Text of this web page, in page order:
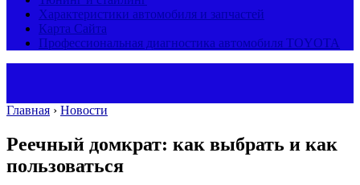
Характеристики автомобиля и запчастей
Карта Сайта
Профессиональная диагностика автомобиля TOYOTA
Главная › Новости
Реечный домкрат: как выбрать и как
пользоваться